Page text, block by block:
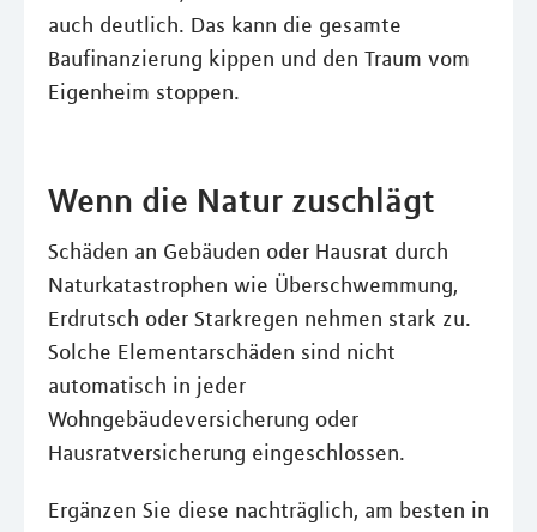
auch deutlich. Das kann die gesamte
Baufinanzierung kippen und den Traum vom
Eigenheim stoppen.
Wenn die Natur zuschlägt
Schäden an Gebäuden oder Hausrat durch
Naturkatastrophen wie Überschwemmung,
Erdrutsch oder Starkregen nehmen stark zu.
Solche Elementarschäden sind nicht
automatisch in jeder
Wohngebäudeversicherung oder
Hausratversicherung eingeschlossen.
Ergänzen Sie diese nachträglich, am besten in